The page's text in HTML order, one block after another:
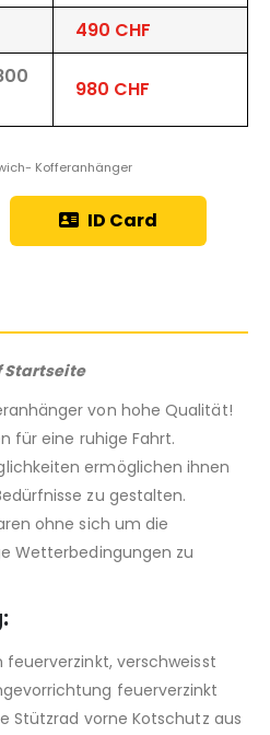
490 CHF
980 CHF
Kofferanhänger
ID Card
Startseite
von hohe Qualität!
für eine ruhige Fahrt.
ermöglichen ihnen
zu gestalten.
ohne sich um die
Wetterbedingungen zu
verschweisst
feuerverzinkt
Stützrad vorne Kotschutz aus